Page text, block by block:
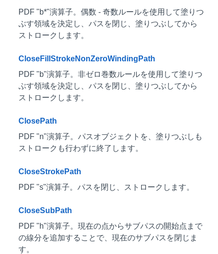
PDF "b*"演算子。偶数 - 奇数ルールを使用して塗りつ
ぶす領域を決定し、パスを閉じ、塗りつぶしてから
ストロークします。
CloseFillStrokeNonZeroWindingPath
PDF "b"演算子。非ゼロ巻数ルールを使用して塗りつ
ぶす領域を決定し、パスを閉じ、塗りつぶしてから
ストロークします。
ClosePath
PDF "n"演算子。パスオブジェクトを、塗りつぶしも
ストロークも行わずに終了します。
CloseStrokePath
PDF "s"演算子。パスを閉じ、ストロークします。
CloseSubPath
PDF "h"演算子。現在の点からサブパスの開始点まで
の線分を追加することで、現在のサブパスを閉じま
す。